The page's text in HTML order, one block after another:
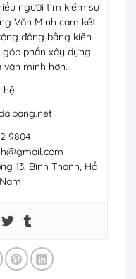
người tìm kiếm sự
Văn Minh cam kết
đồng bằng kiến
phần xây dựng
minh hơn.
hệ:
9804
13, Bình Thạnh, Hồ